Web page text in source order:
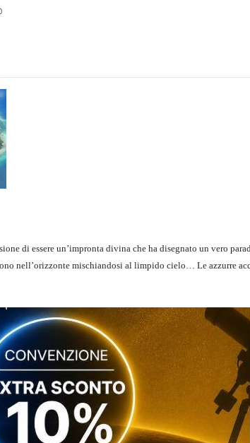
di essere un’impronta divina che ha disegnato un vero
nell’orizzonte mischiandosi al limpido cielo… Le azzurre